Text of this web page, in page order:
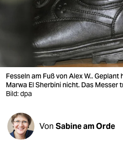
wahrheit
verlag
verlag
veranstaltungen
shop
fragen & hilfe
Fesseln am Fuß von Alex W..
Marwa El Sherbini nicht. Das Messer
Bild: dpa
Von Sabine am Orde